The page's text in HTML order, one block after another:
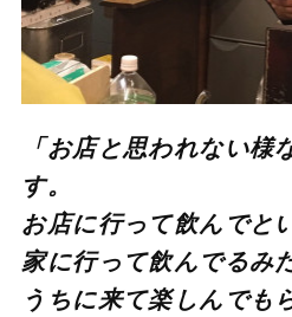
「お店と思われない
す。
お店に行って飲んでと
家に行って飲んでるみ
うちに来て楽しんでも